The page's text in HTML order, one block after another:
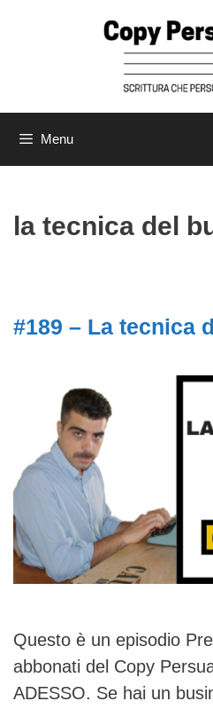
Menu
la tecnica del
#189 – La tecnica
Questo è un episodio
abbonati del Copy
ADESSO. Se hai un